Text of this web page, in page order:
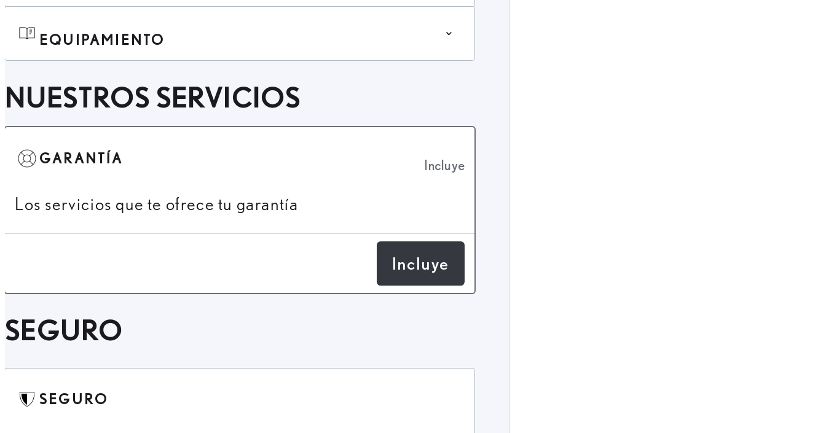
EQUIPAMIENTO
NUESTROS SERVICIOS
GARANTÍA Incluye
Los servicios que te ofrece tu garantía
Incluye
SEGURO
SEGURO